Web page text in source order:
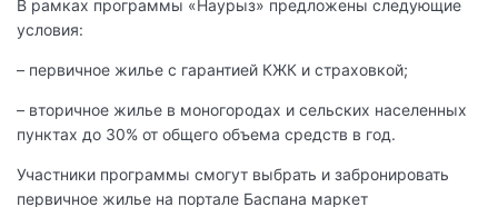
В рамках программы «Наурыз» предложены следующие
условия:
– первичное жилье с гарантией КЖК и страховкой;
– вторичное жилье в моногородах и сельских населенных
пунктах до 30% от общего объема средств в год.
Участники программы смогут выбрать и забронировать
первичное жилье на портале Баспана маркет